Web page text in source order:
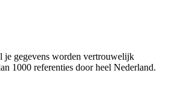
je gegevens worden vertrouwelijk
1000 referenties door heel Nederland.